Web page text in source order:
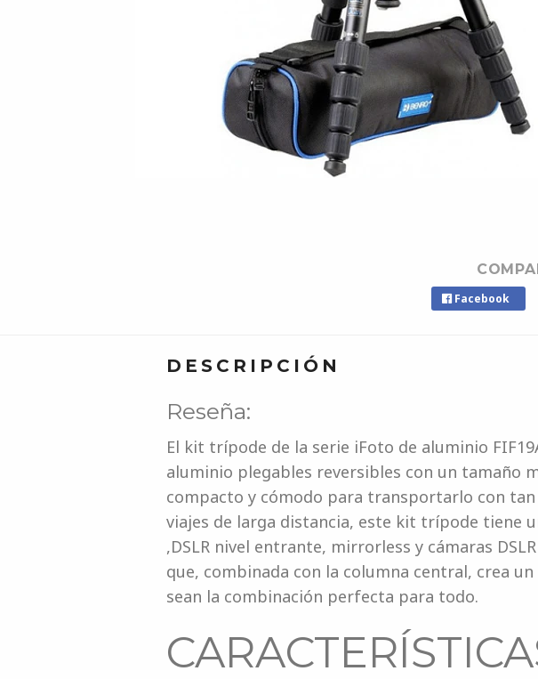
Facebook
DESCRIPCIÓN
Reseña:
El kit trípode de la serie iFoto de aluminio
aluminio plegables reversibles con un tamaño
compacto y cómodo para transportarlo con
viajes de larga distancia, este kit trípode tiene
,DSLR nivel entrante, mirrorless y cámaras
que, combinada con la columna central, crea
sean la combinación perfecta para todo.